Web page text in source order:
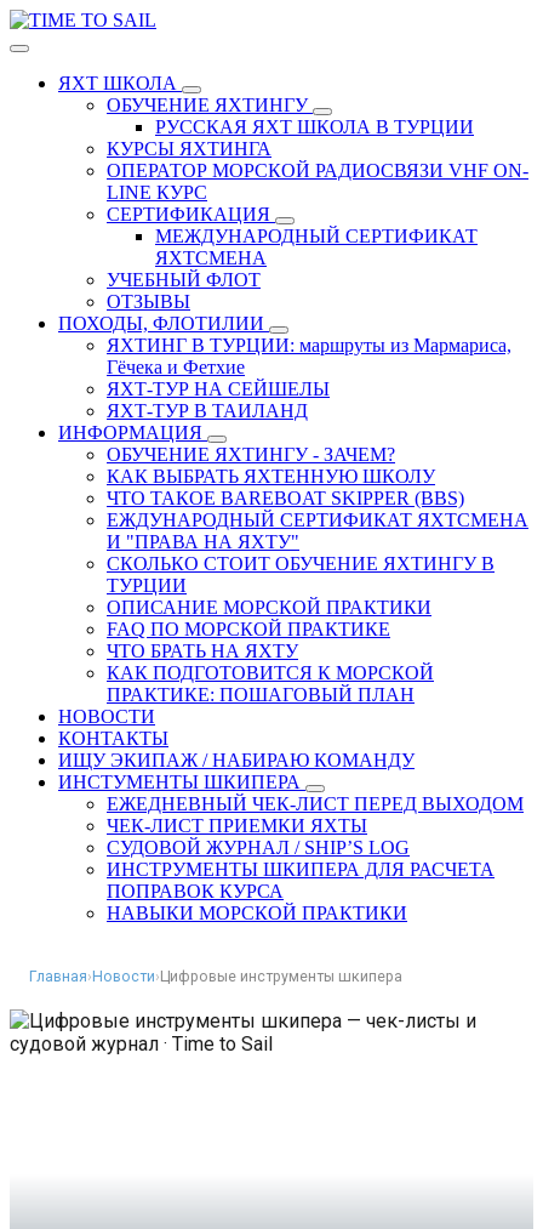
ЯХТ ШКОЛА
ОБУЧЕНИЕ ЯХТИНГУ
РУССКАЯ ЯХТ ШКОЛА В ТУРЦИИ
КУРСЫ ЯХТИНГА
ОПЕРАТОР МОРСКОЙ РАДИОСВЯЗИ VHF ON-
LINE КУРС
СЕРТИФИКАЦИЯ
МЕЖДУНАРОДНЫЙ СЕРТИФИКАТ
ЯХТСМЕНА
УЧЕБНЫЙ ФЛОТ
ОТЗЫВЫ
ПОХОДЫ, ФЛОТИЛИИ
ЯХТИНГ В ТУРЦИИ: маршруты из Мармариса,
Гёчека и Фетхие
ЯХТ-ТУР НА СЕЙШЕЛЫ
ЯХТ-ТУР В ТАИЛАНД
ИНФОРМАЦИЯ
ОБУЧЕНИЕ ЯХТИНГУ - ЗАЧЕМ?
КАК ВЫБРАТЬ ЯХТЕННУЮ ШКОЛУ
ЧТО ТАКОЕ BAREBOAT SKIPPER (BBS)
ЕЖДУНАРОДНЫЙ СЕРТИФИКАТ ЯХТСМЕНА
И "ПРАВА НА ЯХТУ"
СКОЛЬКО СТОИТ ОБУЧЕНИЕ ЯХТИНГУ В
ТУРЦИИ
ОПИСАНИЕ МОРСКОЙ ПРАКТИКИ
FAQ ПО МОРСКОЙ ПРАКТИКЕ
ЧТО БРАТЬ НА ЯХТУ
КАК ПОДГОТОВИТСЯ К МОРСКОЙ
ПРАКТИКЕ: ПОШАГОВЫЙ ПЛАН
НОВОСТИ
КОНТАКТЫ
ИЩУ ЭКИПАЖ / НАБИРАЮ КОМАНДУ
ИНСТУМЕНТЫ ШКИПЕРА
ЕЖЕДНЕВНЫЙ ЧЕК-ЛИСТ ПЕРЕД ВЫХОДОМ
ЧЕК-ЛИСТ ПРИЕМКИ ЯХТЫ
СУДОВОЙ ЖУРНАЛ / SHIP’S LOG
ИНСТРУМЕНТЫ ШКИПЕРА ДЛЯ РАСЧЕТА
ПОПРАВОК КУРСА
НАВЫКИ МОРСКОЙ ПРАКТИКИ
Главная› Новости› Цифровые инструменты шкипера